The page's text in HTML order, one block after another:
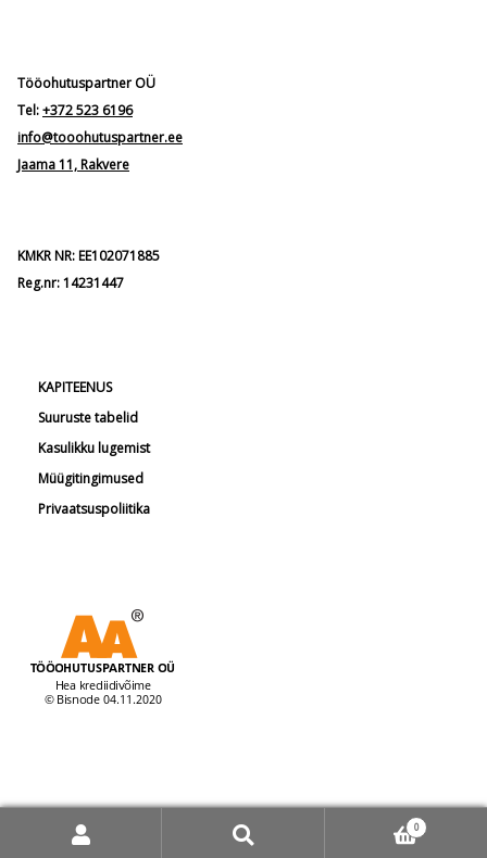
Tööohutuspartner OÜ
Tel:+372 523 6196
info@tooohutuspartner.ee
Jaama 11, Rakvere
KMKR NR: EE102071885
Reg.nr: 14231447
KAPITEENUS
Suuruste tabelid
Kasulikku lugemist
Müügitingimused
Privaatsuspoliitika
© Tööohutuspartner 2026 0